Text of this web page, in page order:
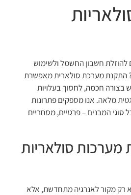
חשבון החשמל ולשימוש
התקנת מערכת סולארית מאפשרת
בצורה חכמה, לחסוך בעלויות
מלאה. אנו מספקים פתרונות
סוגי המבנים – פרטיים, מסחריים
מערכות סולאריות
רק מקור לאנרגיה מתחדשת, אלא